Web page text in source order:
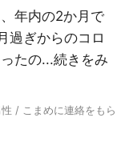
年内の2か月で
過ぎからのコロ
たの...続きをみ
/ こまめに連絡をもら